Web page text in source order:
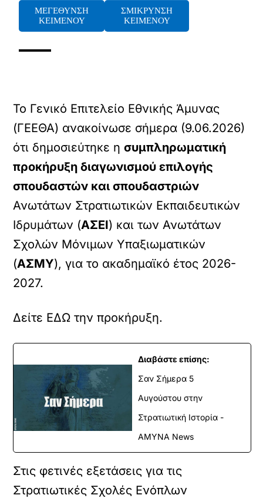
ΜΕΓΕΘΥΝΣΗ
ΚΕΙΜΕΝΟΥ
ΣΜΙΚΡΥΝΣΗ
ΚΕΙΜΕΝΟΥ
Το Γενικό Επιτελείο Εθνικής Άμυνας
(ΓΕΕΘΑ) ανακοίνωσε σήμερα (9.06.2026)
ότι δημοσιεύτηκε ησυμπληρωματική
προκήρυξη διαγωνισμού επιλογής
σπουδαστών και σπουδαστριών
Ανωτάτων Στρατιωτικών Εκπαιδευτικών
Ιδρυμάτων (ΑΣΕΙ) και των Ανωτάτων
Σχολών Μόνιμων Υπαξιωματικών
(ΑΣΜΥ), για το ακαδημαϊκό έτος 2026-
2027.
Δείτε ΕΔΩ την προκήρυξη.
Διαβάστε επίσης:
Σαν Σήμερα 5
Αυγούστου στην
Στρατιωτική Ιστορία -
ΑΜΥΝΑ News
Στις φετινές εξετάσεις για τις
Στρατιωτικές Σχολές Ενόπλων